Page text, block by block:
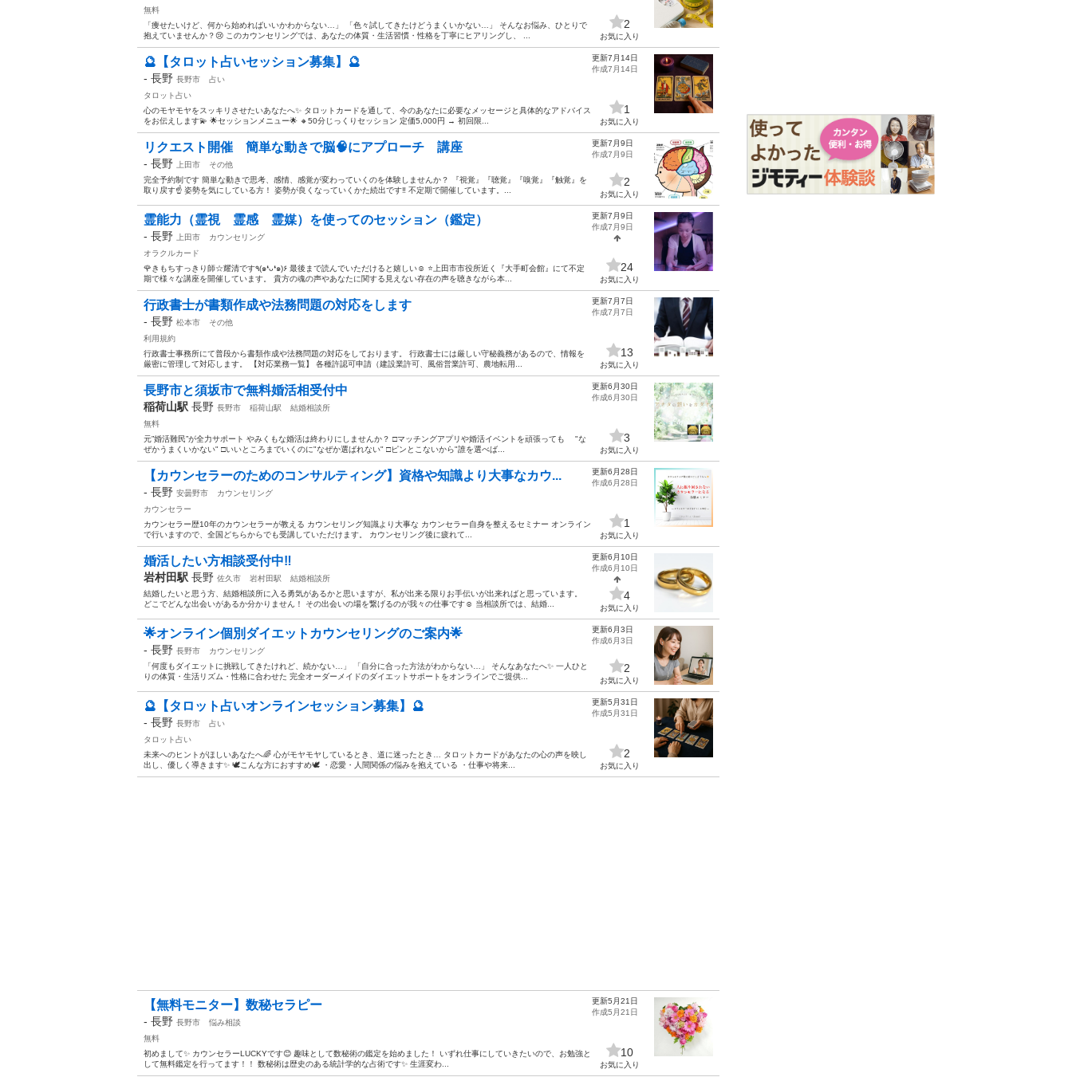
無料
「痩せたいけど、何から始めればいいかわからない…」 「色々試してきたけどうまくいかない…」 そんなお悩み、ひとりで
抱えていませんか？😢 このカウンセリングでは、あなたの体質・生活習慣・性格を丁寧にヒアリングし、 ...
2
お気に入り
🔮【タロット占いセッション募集】🔮
- 長野 長野市
占い
タロット占い
心のモヤモヤをスッキリさせたいあなたへ✨ タロットカードを通して、今のあなたに必要なメッセージと具体的なアドバイス
をお伝えします💫 🌟セッションメニュー🌟 🔸50分じっくりセッション 定価5,000円 → 初回限...
更新7月14日
作成7月14日
1
お気に入り
リクエスト開催 簡単な動きで脳🧠にアプローチ 講座
- 長野 上田市
その他
完全予約制です 簡単な動きで思考、感情、感覚が変わっていくのを体験しませんか？ 『視覚』『聴覚』『嗅覚』『触覚』を
取り戻す☝️ 姿勢を気にしている方！ 姿勢が良くなっていくかた続出です‼️ 不定期で開催しています。...
更新7月9日
作成7月9日
2
お気に入り
霊能力（霊視 霊感 霊媒）を使ってのセッション（鑑定）
- 長野 上田市
カウンセリング
オラクルカード
🌹きもちすっきり師☆耀清です٩(๑❛ᴗ❛๑)۶ 最後まで読んでいただけると嬉しい☺️ ⭐️上田市市役所近く『大手町会館』にて不定
期で様々な講座を開催しています。 貴方の魂の声やあなたに関する見えない存在の声を聴きながら本...
更新7月9日
作成7月9日
24
お気に入り
行政書士が書類作成や法務問題の対応をします
- 長野 松本市
その他
利用規約
行政書士事務所にて普段から書類作成や法務問題の対応をしております。 行政書士には厳しい守秘義務があるので、情報を
厳密に管理して対応します。 【対応業務一覧】 各種許認可申請（建設業許可、風俗営業許可、農地転用...
更新7月7日
作成7月7日
13
お気に入り
長野市と須坂市で無料婚活相受付中
稲荷山駅 長野 長野市 稲荷山駅
結婚相談所
無料
元”婚活難民”が全力サポート やみくもな婚活は終わりにしませんか？ □マッチングアプリや婚活イベントを頑張っても "な
ぜかうまくいかない" □いいところまでいくのに"なぜか選ばれない" □ピンとこないから"誰を選べば...
更新6月30日
作成6月30日
3
お気に入り
【カウンセラーのためのコンサルティング】資格や知識より大事なカウ...
- 長野 安曇野市
カウンセリング
カウンセラー
カウンセラー歴10年のカウンセラーが教える カウンセリング知識より大事な カウンセラー自身を整えるセミナー オンライン
で行いますので、全国どちらからでも受講していただけます。 カウンセリング後に疲れて...
更新6月28日
作成6月28日
1
お気に入り
婚活したい方相談受付中‼︎
岩村田駅 長野 佐久市 岩村田駅
結婚相談所
結婚したいと思う方、結婚相談所に入る勇気があるかと思いますが、私が出来る限りお手伝いが出来ればと思っています。
どこでどんな出会いがあるか分かりません！ その出会いの場を繋げるのが我々の仕事です☺️ 当相談所では、結婚...
更新6月10日
作成6月10日
4
お気に入り
🌟オンライン個別ダイエットカウンセリングのご案内🌟
- 長野 長野市
カウンセリング
「何度もダイエットに挑戦してきたけれど、続かない…」 「自分に合った方法がわからない…」 そんなあなたへ✨ 一人ひと
りの体質・生活リズム・性格に合わせた 完全オーダーメイドのダイエットサポートをオンラインでご提供...
更新6月3日
作成6月3日
2
お気に入り
🔮【タロット占いオンラインセッション募集】🔮
- 長野 長野市
占い
タロット占い
未来へのヒントがほしいあなたへ🌈 心がモヤモヤしているとき、道に迷ったとき… タロットカードがあなたの心の声を映し
出し、優しく導きます✨ 🕊こんな方におすすめ🕊 ・恋愛・人間関係の悩みを抱えている ・仕事や将来...
更新5月31日
作成5月31日
2
お気に入り
【無料モニター】数秘セラピー
- 長野 長野市
悩み相談
無料
初めまして✨ カウンセラーLUCKYです😊 趣味として数秘術の鑑定を始めました！ いずれ仕事にしていきたいので、お勉強と
して無料鑑定を行ってます！！ 数秘術は歴史のある統計学的な占術です✨ 生涯変わ...
更新5月21日
作成5月21日
10
お気に入り